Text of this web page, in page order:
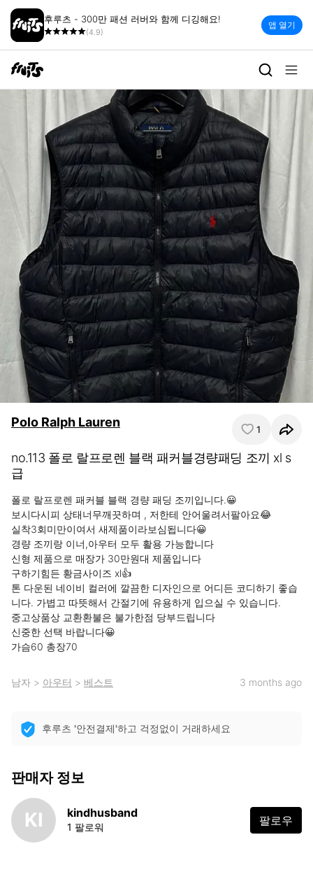
후루츠 - 300만 패션 러버와 함께 디깅해요!
(4.9)
앱 열기
Polo Ralph Lauren 1
no.113 폴로 랄프로렌 블랙 패커블경량패딩 조끼 xl s
급
폴로 랄프로렌 패커블 블랙 경량 패딩 조끼입니다.😀
보시다시피 상태너무깨끗하며 , 저한테 안어울려서팔아요😂
실착3회미만이여서 새제품이라보심됩니다😀
경량 조끼랑 이너,아우터 모두 활용 가능합니다
신형 제품으로 매장가 30만원대 제품입니다
구하기힘든 황금사이즈 xl👍
톤 다운된 네이비 컬러에 깔끔한 디자인으로 어디든 코디하기 좋습
니다. 가볍고 따뜻해서 간절기에 유용하게 입으실 수 있습니다.
중고상품상 교환환불은 불가한점 당부드립니다
신중한 선택 바랍니다😀
가슴60 총장70
남자 > 아우터 > 베스트 3 months ago
후루츠 '안전결제'하고 걱정없이 거래하세요
판매자 정보
KI kindhusband
1 팔로워 팔로우